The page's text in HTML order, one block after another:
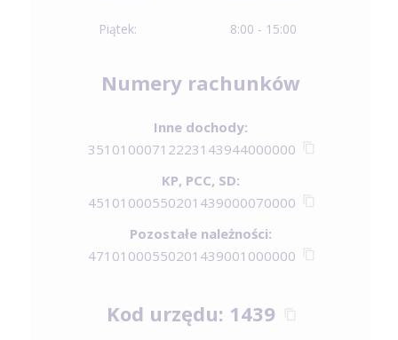
Piątek: 8:00 - 15:00
Numery rachunków
Inne dochody:
35101000712223143944000000
KP, PCC, SD:
45101000550201439000070000
Pozostałe należności:
47101000550201439001000000
Kod urzędu: 1439